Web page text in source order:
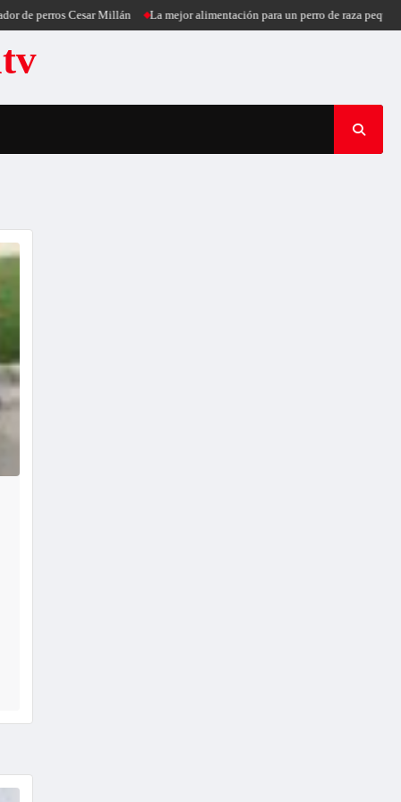
Cesar Millán La mejor alimentación para un perro de raza pequeña